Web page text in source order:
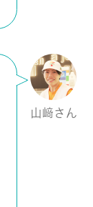
山﨑さん